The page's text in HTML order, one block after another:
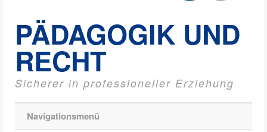
PÄDAGOGIK UND
RECHT
Sicherer in professioneller Erziehung
Navigationsmenü